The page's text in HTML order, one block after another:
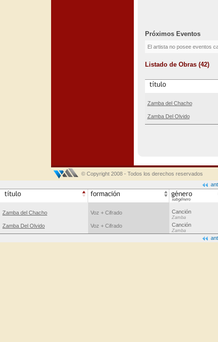
Próximos Eventos
El artista no posee eventos
Listado de Obras (42)
Zamba del Chacho
Zamba Del Olvido
© Copyright 2008 - Todos los derechos reservados
Zamba del Chacho Voz + Cifrado Canción
Zamba
Zamba Del Olvido Voz + Cifrado Canción
Zamba